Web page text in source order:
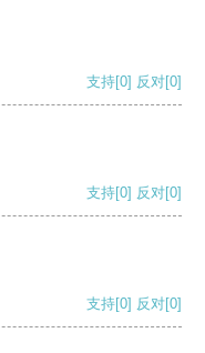
支持[0] 反对[0]
支持[0] 反对[0]
支持[0] 反对[0]